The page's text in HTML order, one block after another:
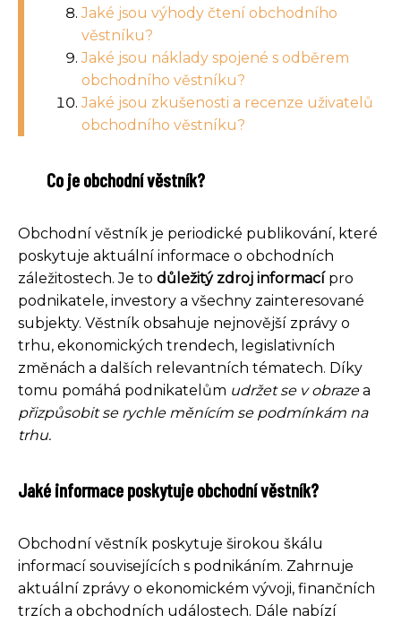
Jaké jsou výhody čtení obchodního
věstníku?
Jaké jsou náklady spojené s odběrem
obchodního věstníku?
Jaké jsou zkušenosti a recenze uživatelů
obchodního věstníku?
Co je obchodní věstník?
Obchodní věstník je periodické publikování, které
poskytuje aktuální informace o obchodních
záležitostech. Je to důležitý zdroj informacípro
podnikatele, investory a všechny zainteresované
subjekty. Věstník obsahuje nejnovější zprávy o
trhu, ekonomických trendech, legislativních
změnách a dalších relevantních tématech. Díky
tomu pomáhá podnikatelům udržet se v obrazea
přizpůsobit se rychle měnícím se podmínkám na
trhu.
Jaké informace poskytuje obchodní věstník?
Obchodní věstník poskytuje širokou škálu
informací souvisejících s podnikáním. Zahrnuje
aktuální zprávy o ekonomickém vývoji, finančních
trzích a obchodních událostech. Dále nabízí